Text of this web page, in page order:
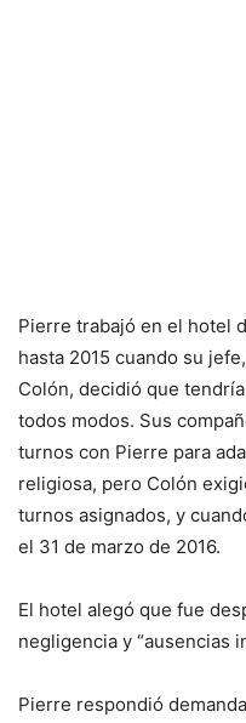
Pierre trabajó en el hotel
hasta 2015 cuando su
Colón, decidió que
todos modos. Sus
turnos con Pierre para
religiosa, pero Colón
turnos asignados, y
el 31 de marzo de 2016.
El hotel alegó que fue
negligencia y “ausencias
Pierre respondió